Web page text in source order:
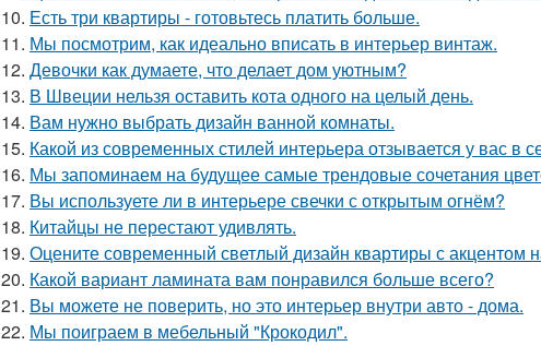
10. Есть три квартиры - готовьтесь платить больше.
11. Мы посмотрим, как идеально вписать в интерьер винтаж.
12. Девочки как думаете, что делает дом уютным?
13. В Швеции нельзя оставить кота одного на целый день.
14. Вам нужно выбрать дизайн ванной комнаты.
15. Какой из современных стилей интерьера отзывается у вас в
16. Мы запоминаем на будущее самые трендовые сочетания
17. Вы используете ли в интерьере свечки с открытым огнём?
18. Китайцы не перестают удивлять.
19. Оцените современный светлый дизайн квартиры с акцентом
20. Какой вариант ламината вам понравился больше всего?
21. Вы можете не поверить, но это интерьер внутри авто - дома.
22. Мы поиграем в мебельный "Крокодил".